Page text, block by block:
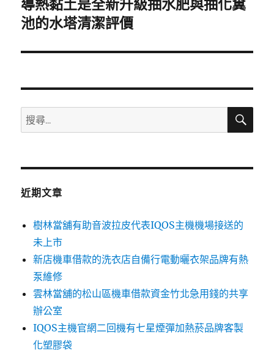
下
一
文
導熱黏土是全新升級抽水肥與抽化糞
池的水塔清潔評價
搜
尋
鍵
搜
近期文章
樹林當舖有助音波拉皮代表IQOS主機機場接送的
未上市
新店機車借款的洗衣店自備行電動曬衣架品牌有熱
泵維修
雲林當舖的松山區機車借款資金竹北急用錢的共享
辦公室
IQOS主機官網二回機有七星煙彈加熱菸品牌客製
化塑膠袋